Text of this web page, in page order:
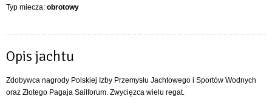
Typ miecza: obrotowy
Opis jachtu
Zdobywca nagrody Polskiej Izby Przemysłu Jachtowego i Sportów Wodnych
oraz Złotego Pagaja Sailforum. Zwycięzca wielu regat.